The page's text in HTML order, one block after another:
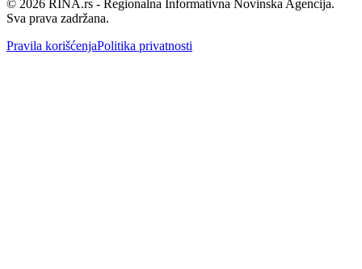
© 2026 RINA.rs - Regionalna Informativna Novinska Agencija.
Sva prava zadržana.
Pravila korišćenjaPolitika privatnosti